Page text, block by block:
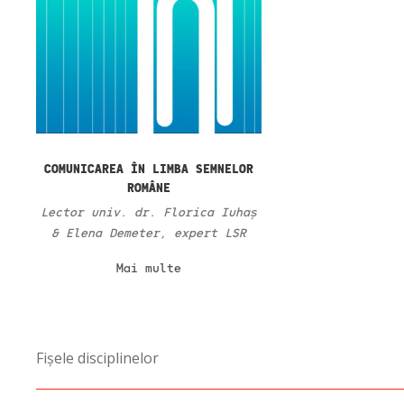
COMUNICAREA ÎN LIMBA SEMNELOR
ROMÂNE
Lector univ. dr. Florica Iuhaș
& Elena Demeter, expert LSR
Mai multe
Fișele disciplinelor